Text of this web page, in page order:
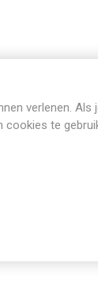
verlenen. Als
cookies te